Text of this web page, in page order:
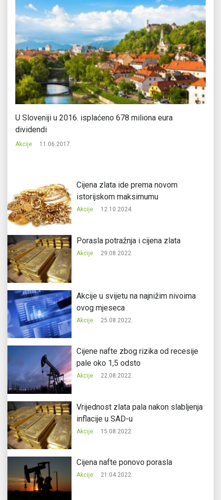
U Sloveniji u 2016. isplaćeno 678 miliona eura
dividendi
Akcije 11.06.2017.
Cijena zlata ide prema novom
istorijskom maksimumu
Akcije 12.10.2024.
Porasla potražnja i cijena zlata
Akcije 29.08.2022.
Akcije u svijetu na najnižim nivoima
ovog mjeseca
Akcije 25.08.2022.
Cijene nafte zbog rizika od recesije
pale oko 1,5 odsto
Akcije 22.08.2022.
Vrijednost zlata pala nakon slabljenja
inflacije u SAD-u
Akcije 15.08.2022.
Cijena nafte ponovo porasla
Akcije 21.04.2022.